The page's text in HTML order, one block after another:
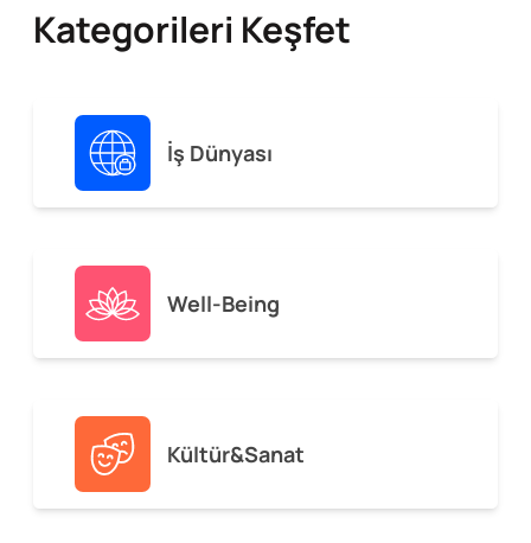
Kategorileri Keşfet
İş Dünyası
Well-Being
Kültür&Sanat